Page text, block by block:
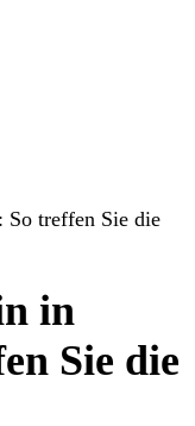
So treffen Sie die
in
Sie die